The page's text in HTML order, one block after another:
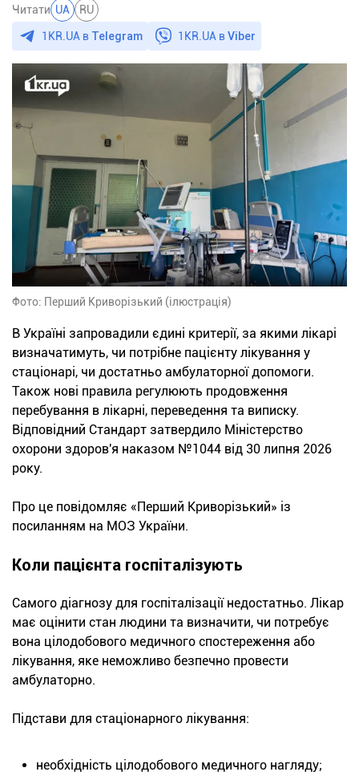
Читати UA RU
1KR.UA в Telegram 1KR.UA вViber
Фото: Перший Криворізький (ілюстрація)
В Україні запровадили єдині критерії, за якими лікарі
визначатимуть, чи потрібне пацієнту лікування у
стаціонарі, чи достатньо амбулаторної допомоги.
Також нові правила регулюють продовження
перебування в лікарні, переведення та виписку.
Відповідний Стандарт затвердило Міністерство
охорони здоров'я наказом №1044 від 30 липня 2026
року.
Про це повідомляє «Перший Криворізький» із
посиланням на МОЗ України.
Коли пацієнта госпіталізують
Самого діагнозу для госпіталізації недостатньо. Лікар
має оцінити стан людини та визначити, чи потребує
вона цілодобового медичного спостереження або
лікування, яке неможливо безпечно провести
амбулаторно.
Підстави для стаціонарного лікування:
необхідність цілодобового медичного нагляду;